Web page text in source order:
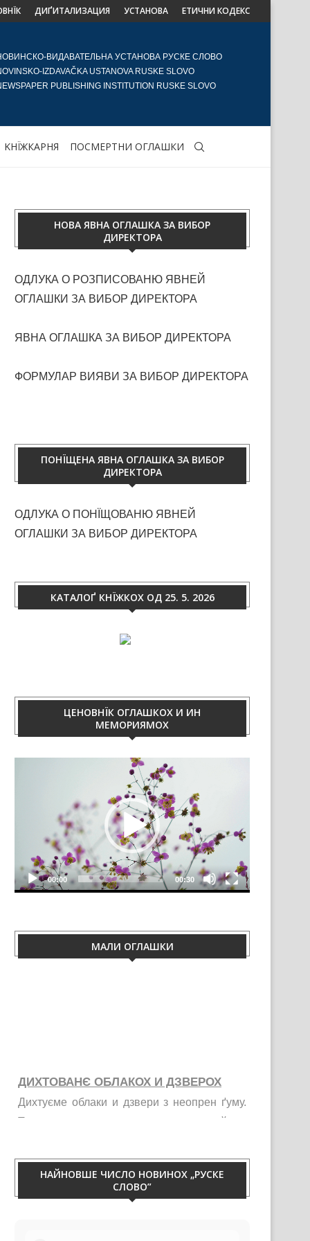
ДИҐИТАЛИЗАЦИЯ УСТАНОВА ЕТИЧНИ КОДЕКС
ВИДАВАТЕЛЬНА УСТАНОВА РУСКЕ СЛОВО
IZDAVAČKA USTANOVA RUSKE SLOVO
PUBLISHING INSTITUTION RUSKE SLOVO
KНЇЖКАРНЯ ПОСМЕРТНИ ОГЛАШКИ
НОВА ЯВНА ОГЛАШКА ЗА ВИБОР
ДИРЕКТОРА
ОДЛУКА О РОЗПИСОВАНЮ ЯВНЕЙ
ОГЛАШКИ ЗА ВИБОР ДИРЕКТОРА
ЯВНА ОГЛАШКА ЗА ВИБОР ДИРЕКТОРА
ФОРМУЛАР ВИЯВИ ЗА ВИБОР ДИРЕКТОРА
ПОНЇЩЕНА ЯВНА ОГЛАШКА ЗА ВИБОР
ДИРЕКТОРА
ОДЛУКА О ПОНЇЩОВАНЮ ЯВНЕЙ
ОГЛАШКИ ЗА ВИБОР ДИРЕКТОРА
КАТАЛОҐ КНЇЖКОХ ОД 25. 5. 2026
ЦЕНОВНЇК ОГЛАШКОХ И ИН
МЕМОРИЯМОХ
00:00 00:30
МАЛИ ОГЛАШКИ
Тирваца изолация од витру, жими, галайку и
НАЙНОВШЕ ЧИСЛО НОВИНОХ „РУСКЕ
СЛОВО”